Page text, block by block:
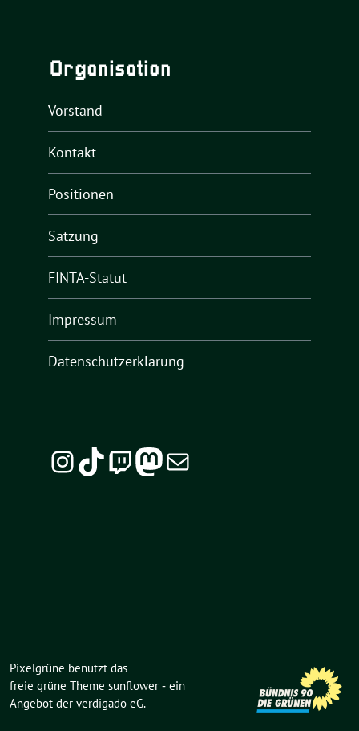
Organisation
Vorstand
Kontakt
Positionen
Satzung
FINTA-Statut
Impressum
Datenschutzerklärung
Instagram
TikTok
Twitch
Mastodon
E-Mail
Pixelgrüne benutzt das
freie grüne Theme sunflower ‐ ein
Angebot der verdigado eG.